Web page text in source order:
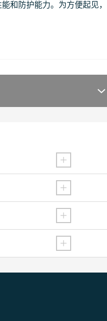
和防护能力。为方便起见，